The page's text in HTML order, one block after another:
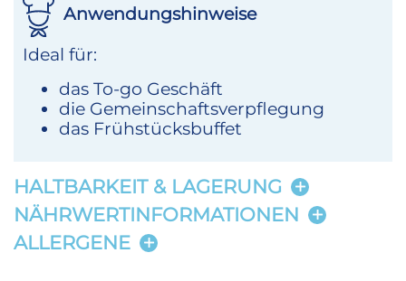
Anwendungshinweise
Ideal für:
das To-go Geschäft
die Gemeinschaftsverpflegung
das Frühstücksbuffet
HALTBARKEIT & LAGERUNG
NÄHRWERTINFORMATIONEN
ALLERGENE